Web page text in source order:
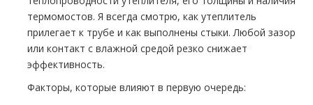
термомостов. Я всегда смотрю, как утеплитель
прилегает к трубе и как выполнены стыки. Любой зазор
или контакт с влажной средой резко снижает
эффективность.
Факторы, которые влияют в первую очередь: